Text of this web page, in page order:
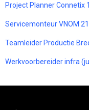
Project Planner Connetix
Servicemonteur VNOM
Teamleider Productie
Werkvoorbereider infra